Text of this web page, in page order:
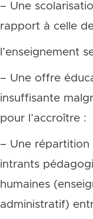
– Une
rapport à celle
l’enseignement
– Une offre
insuffisante
pour l’accroître :
– Une
intrants
humaines
administratif)